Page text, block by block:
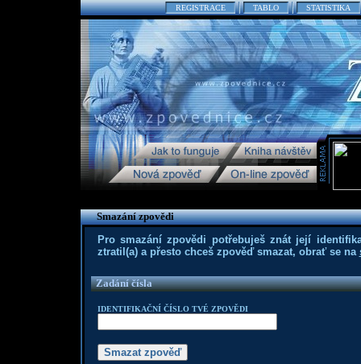
REGISTRACE TABLO STATISTIKA
Smazání zpovědi
Pro smazání zpovědi potřebuješ znát její
ztratil(a) a přesto chceš zpověď smazat, obrať se na
Zadání čísla
IDENTIFIKAČNÍ ČÍSLO TVÉ ZPOVĚDI